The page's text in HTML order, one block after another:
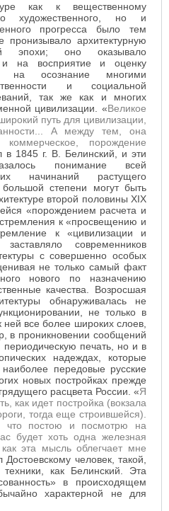
как к вещественному
художественного, но и
прогресса было тем
пронизывало архитектурную
эпохи; оно оказывало
на восприятие и оценку
на осознание многими
и социальной
так же как и многих
цивилизации. «Великое
путь для цивилизации,
А между тем, она
порождение
1845 г. В. Белинский, и эти
понимание всей
начинаний растущего
степени могут быть
второй половины XIX
«порождением расчета и
стремления к «просвещению и
к «цивилизации и
современников
с совершенно особых
не только самый факт
нового по назначению
качества. Возросшая
обнаруживалась не
не только в
все более широких слоев,
в проникновении сообщений
печать, но и в
надеждах, которые
передовые русские
новых постройках прежде
расцвета России. «Я
как идет постройка (вокзала
тогда еще строившейся).
что постою и посмотрю на
будет хоть одна железная
эта мысль облегчает мне
человек, такой,
как Белинский. Эта
в происходящем
характерной не для